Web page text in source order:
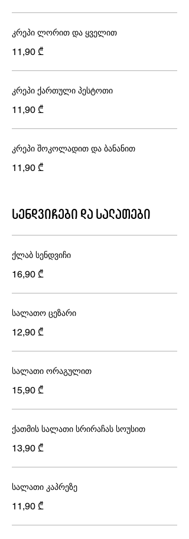
კრეპი ლორით და ყველით
11,90 ₾
კრეპი ქართული პესტოთი
11,90 ₾
კრეპი შოკოლადით და ბანანით
11,90 ₾
სენდვიჩები და სალათები
ქლაბ სენდვიჩი
16,90 ₾
სალათო ცეზარი
12,90 ₾
სალათი ორაგულით
15,90 ₾
ქათმის სალათი სრირაჩას სოუსით
13,90 ₾
სალათი კაპრეზე
11,90 ₾